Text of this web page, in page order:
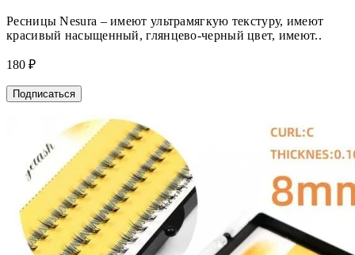
Ресницы Nesura – имеют ультрамягкую текстуру, имеют
красивый насыщенный, глянцево-черный цвет, имеют..
180 ₽
Подписаться